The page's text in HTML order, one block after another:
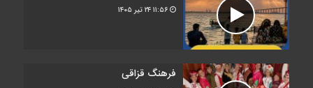
۲۴ تیر ۱۴۰۵
فرهنگ قزاقی